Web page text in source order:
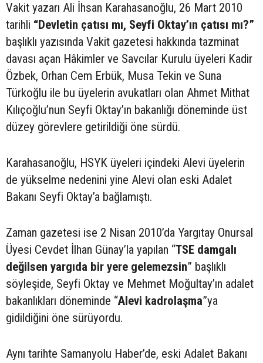
Vakit yazarı Ali İhsan Karahasanoğlu, 26 Mart 2010
tarihli “Devletin çatısı mı, Seyfi Oktay’ın çatısı mı?”
başlıklı yazısında Vakit gazetesi hakkında tazminat
davası açan Hâkimler ve Savcılar Kurulu üyeleri Kadir
Özbek, Orhan Cem Erbük, Musa Tekin ve Suna
Türkoğlu ile bu üyelerin avukatları olan Ahmet Mithat
Kılıçoğlu’nun Seyfi Oktay’ın bakanlığı döneminde üst
düzey görevlere getirildiği öne sürdü.
Karahasanoğlu, HSYK üyeleri içindeki Alevi üyelerin
de yükselme nedenini yine Alevi olan eski Adalet
Bakanı Seyfi Oktay’a bağlamıştı.
Zaman gazetesi ise 2 Nisan 2010’da Yargıtay Onursal
Üyesi Cevdet İlhan Günay’la yapılan “TSE damgalı
değilsen yargıda bir yere gelemezsin” başlıklı
söyleşide, Seyfi Oktay ve Mehmet Moğultay’ın adalet
bakanlıkları döneminde “Alevi kadrolaşma”ya
gidildiğini öne sürüyordu.
Aynı tarihte Samanyolu Haber’de, eski Adalet Bakanı